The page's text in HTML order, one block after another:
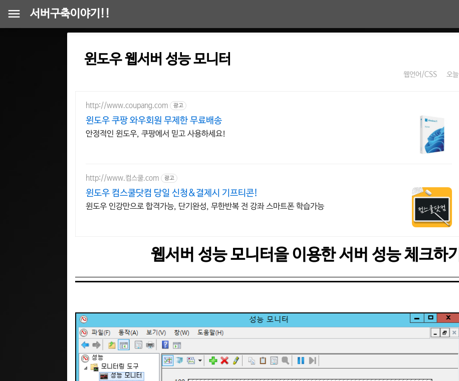
서버구축이야기!!
윈도우 웹서버 성능 모니터
웹언어/CSS 오늘
http://www.coupang.com 광고
윈도우 쿠팡 와우회원 무제한 무료배송
안정적인 윈도우, 쿠팡에서 믿고 사용하세요!
http://www.컴스쿨.com 광고
윈도우 컴스쿨닷컴 당일 신청&결제시 기프티콘!
윈도우 인강만으로 합격가능, 단기완성, 무한반복 전 강좌 스마트폰 학습가능
웹서버 성능 모니터을 이용한 서버 성능 체크하기